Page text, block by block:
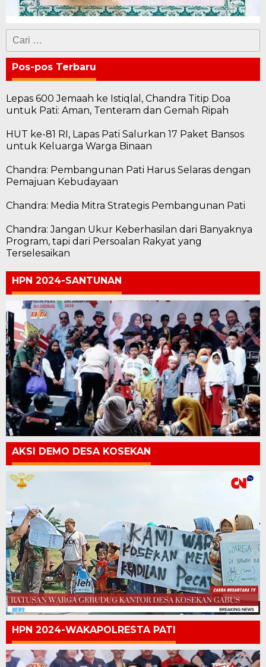
Cari
untuk:
Pos-pos Terbaru
Lepas 600 Jemaah ke Istiqlal, Chandra Titip Doa
untuk Pati: Aman, Tenteram dan Gemah Ripah
HUT ke-81 RI, Lapas Pati Salurkan 17 Paket Bansos
untuk Keluarga Warga Binaan
Chandra: Pembangunan Pati Harus Selaras dengan
Pemajuan Kebudayaan
Chandra: Media Mitra Strategis Pembangunan Pati
Chandra: Jangan Ukur Keberhasilan dari Banyaknya
Program, tapi dari Persoalan Rakyat yang
Terselesaikan
HPN 2024-SANTUNAN
AKSI DEMO DESA KOSEKAN
HPN 2024-WAKAPOLRESTA PATI